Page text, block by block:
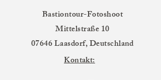
Bastiontour-Fotoshoot
Mittelstraße 10
07646 Laasdorf, Deutschland
Kontakt: